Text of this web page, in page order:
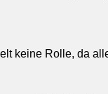
keine Rolle, da